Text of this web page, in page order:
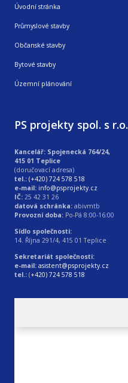
Úvodní stránka
Průmyslové stavby
Občanské stavby
Bytové stavby
Územní plánování
PS projekty spol. s r.o.
Kancelář: Spojenecká 764/24,
415 01 Teplice
(doručovací adresa)
tel.: (+420) 724 578 518
e-mail: info@psprojekty.cz
IČ: 25 42 31 26
datová schránka: abivmtb
Provozní doba: Po-Pá 8:00-16:00
Sídlo společnosti:
14. Října 291/4, 415 01 Teplice
Sekretariát společnosti:
e-mail: asistent@psprojekty.cz
tel.: (+420) 724 578 518